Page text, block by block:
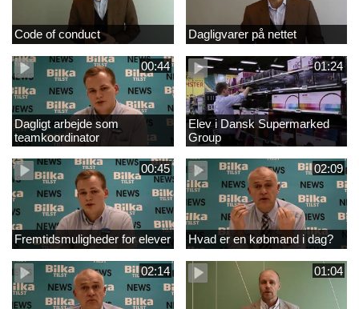
Code of conduct Dagligvarer på nettet
00:44
Dagligt arbejde som
teamkoordinator
01:24
Elev i Dansk Supermarked
Group
00:45
Fremtidsmuligheder for elever
02:09
Hvad er en købmand i dag?
02:14 01:04